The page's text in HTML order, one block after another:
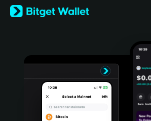
English
日本語
Türkçe